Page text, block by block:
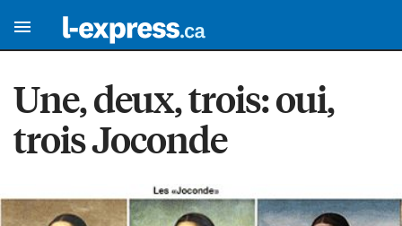
Une, deux, trois: oui,
trois Joconde